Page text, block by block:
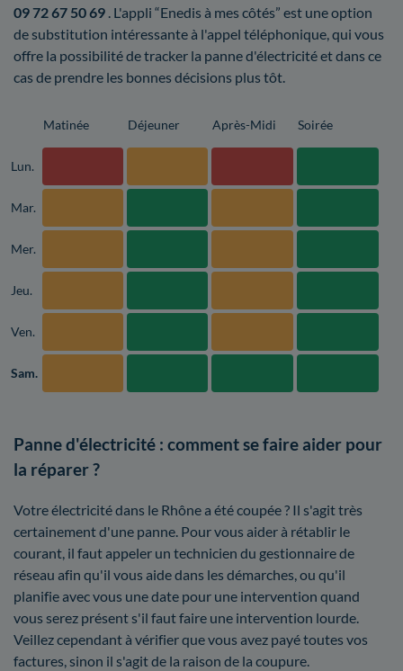
09 72 67 50 69 . L'appli “Enedis à mes côtés” est une option
de substitution intéressante à l'appel téléphonique, qui vous
offre la possibilité de tracker la panne d'électricité et dans ce
cas de prendre les bonnes décisions plus tôt.
Matinée Déjeuner Après-Midi Soirée
Lun.
Mar.
Mer.
Jeu.
Ven.
Sam.
Panne d'électricité : comment se faire aider pour
la réparer ?
Votre électricité dans le Rhône a été coupée ? Il s'agit très
certainement d'une panne. Pour vous aider à rétablir le
courant, il faut appeler un technicien du gestionnaire de
réseau afin qu'il vous aide dans les démarches, ou qu'il
planifie avec vous une date pour une intervention quand
vous serez présent s'il faut faire une intervention lourde.
Veillez cependant à vérifier que vous avez payé toutes vos
factures, sinon il s'agit de la raison de la coupure.